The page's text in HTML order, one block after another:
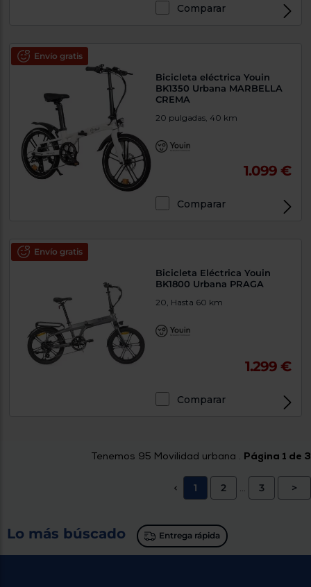
Comparar
Envío gratis
Bicicleta eléctrica Youin
BK1350 Urbana MARBELLA
CREMA
20 pulgadas, 40 km
1.099 €
Comparar
Envío gratis
Bicicleta Eléctrica Youin
BK1800 Urbana PRAGA
20, Hasta 60 km
1.299 €
Comparar
Tenemos 95 Movilidad urbana . Página 1 de 3
< 1 2 ... 3 >
Lo más búscado Entrega rápida